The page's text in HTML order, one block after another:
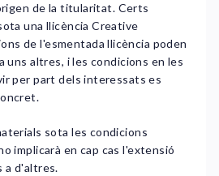
de la titularitat. Certs
una llicència Creative
de l'esmentada llicència poden
uns altres, i les condicions en les
per part dels interessats es
sota les condicions
implicarà en cap cas l'extensió
a d'altres.